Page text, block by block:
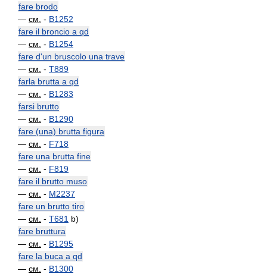
fare brodo
— см. - B1252
fare il broncio a qd
— см. - B1254
fare d'un bruscolo una trave
— см. - T889
farla brutta a qd
— см. - B1283
farsi brutto
— см. - B1290
fare (una) brutta figura
— см. - F718
fare una brutta fine
— см. - F819
fare il brutto muso
— см. - M2237
fare un brutto tiro
— см. - T681 b)
fare bruttura
— см. - B1295
fare la buca a qd
— см. - B1300